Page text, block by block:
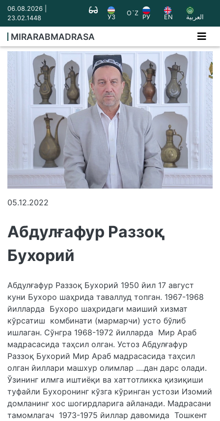
06.08.2026 |
23.02.1448
УЗ
O`Z
РУ EN العربية
MIRARABMADRASA
05.12.2022
Абдулғафур Раззоқ
Бухорий
Абдулғафур Раззоқ Бухорий 1950 йил 17 август
куни Бухоро шаҳрида таваллуд топган. 1967-1968
йилларда Бухоро шаҳридаги маиший хизмат
кўрсатиш комбинати (мармарчи) усто бўлиб
ишлаган. Сўнгра 1968-1972 йилларда Мир Араб
мадрасасида таҳсил олган. Устоз Абдулғафур
Раззоқ Бухорий Мир Араб мадрасасида таҳсил
олган йиллари машхур олимлар ....дан дарс олади.
Ўзининг илмга иштиёқи ва хаттотликка қизиқиши
туфайли Бухоронинг кўзга кўринган устози Изомий
домланинг хос шогирдларига айланади. Мадрасани
тамомлагач 1973-1975 йиллар давомида Тошкент